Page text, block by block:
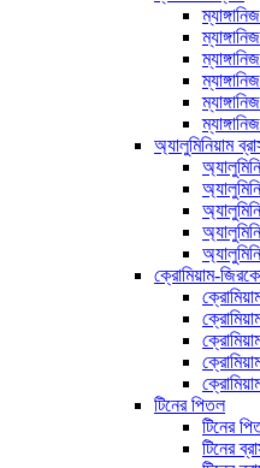
অ্যালুমিনিয়াম
ক্রোমিয়াম-
টিনের পিতল
টিনের
টিনের